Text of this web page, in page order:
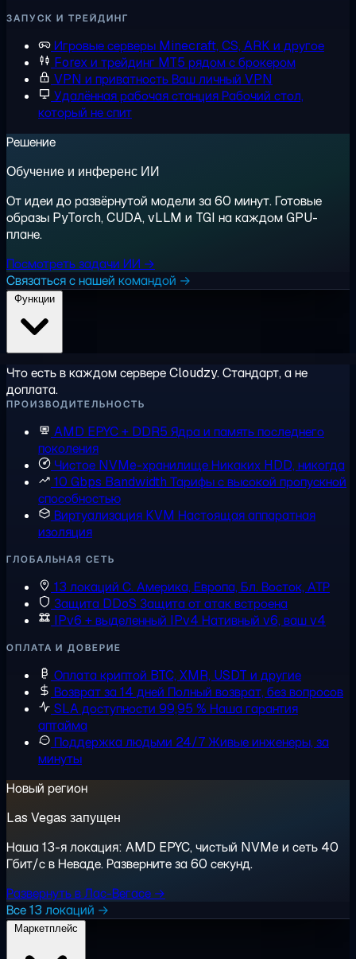
ЗАПУСК И ТРЕЙДИНГ
Игровые серверы Minecraft, CS, ARK и другое
Forex и трейдинг MT5 рядом с брокером
VPN и приватностьВаш личный VPN
Удалённая рабочая станцияРабочий стол,
который не спит
Решение
Обучение и инференс ИИ
От идеи до развёрнутой модели за 60 минут. Готовые
образы PyTorch, CUDA, vLLM и TGI на каждом GPU-
плане.
Посмотреть задачи ИИ →
Связаться с нашей командой →
Что есть в каждом сервере Cloudzy. Стандарт, а не
доплата.
ПРОИЗВОДИТЕЛЬНОСТЬ
AMD EPYC + DDR5 Ядра и память последнего
поколения
Чистое NVMe-хранилищеНикаких HDD, никогда
10 Gbps Bandwidth Тарифы с высокой пропускной
способностью
Виртуализация KVM Настоящая аппаратная
изоляция
ГЛОБАЛЬНАЯ СЕТЬ
13 локаций С. Америка, Европа, Бл. Восток, АТР
Защита DDoS Защита от атак встроена
IPv6 + выделенный IPv4 Нативный v6, ваш v4
ОПЛАТА И ДОВЕРИЕ
Оплата криптой BTC, XMR, USDT и другие
Возврат за 14 дней Полный возврат, без вопросов
SLA доступности 99,95 % Наша гарантия
аптайма
Поддержка людьми 24/7Живые инженеры, за
минуты
Новый регион
Las Vegas запущен
Наша 13-я локация: AMD EPYC, чистый NVMe и сеть 40
Гбит/с в Неваде. Разверните за 60 секунд.
Развернуть в Лас-Вегасе →
Все 13 локаций →